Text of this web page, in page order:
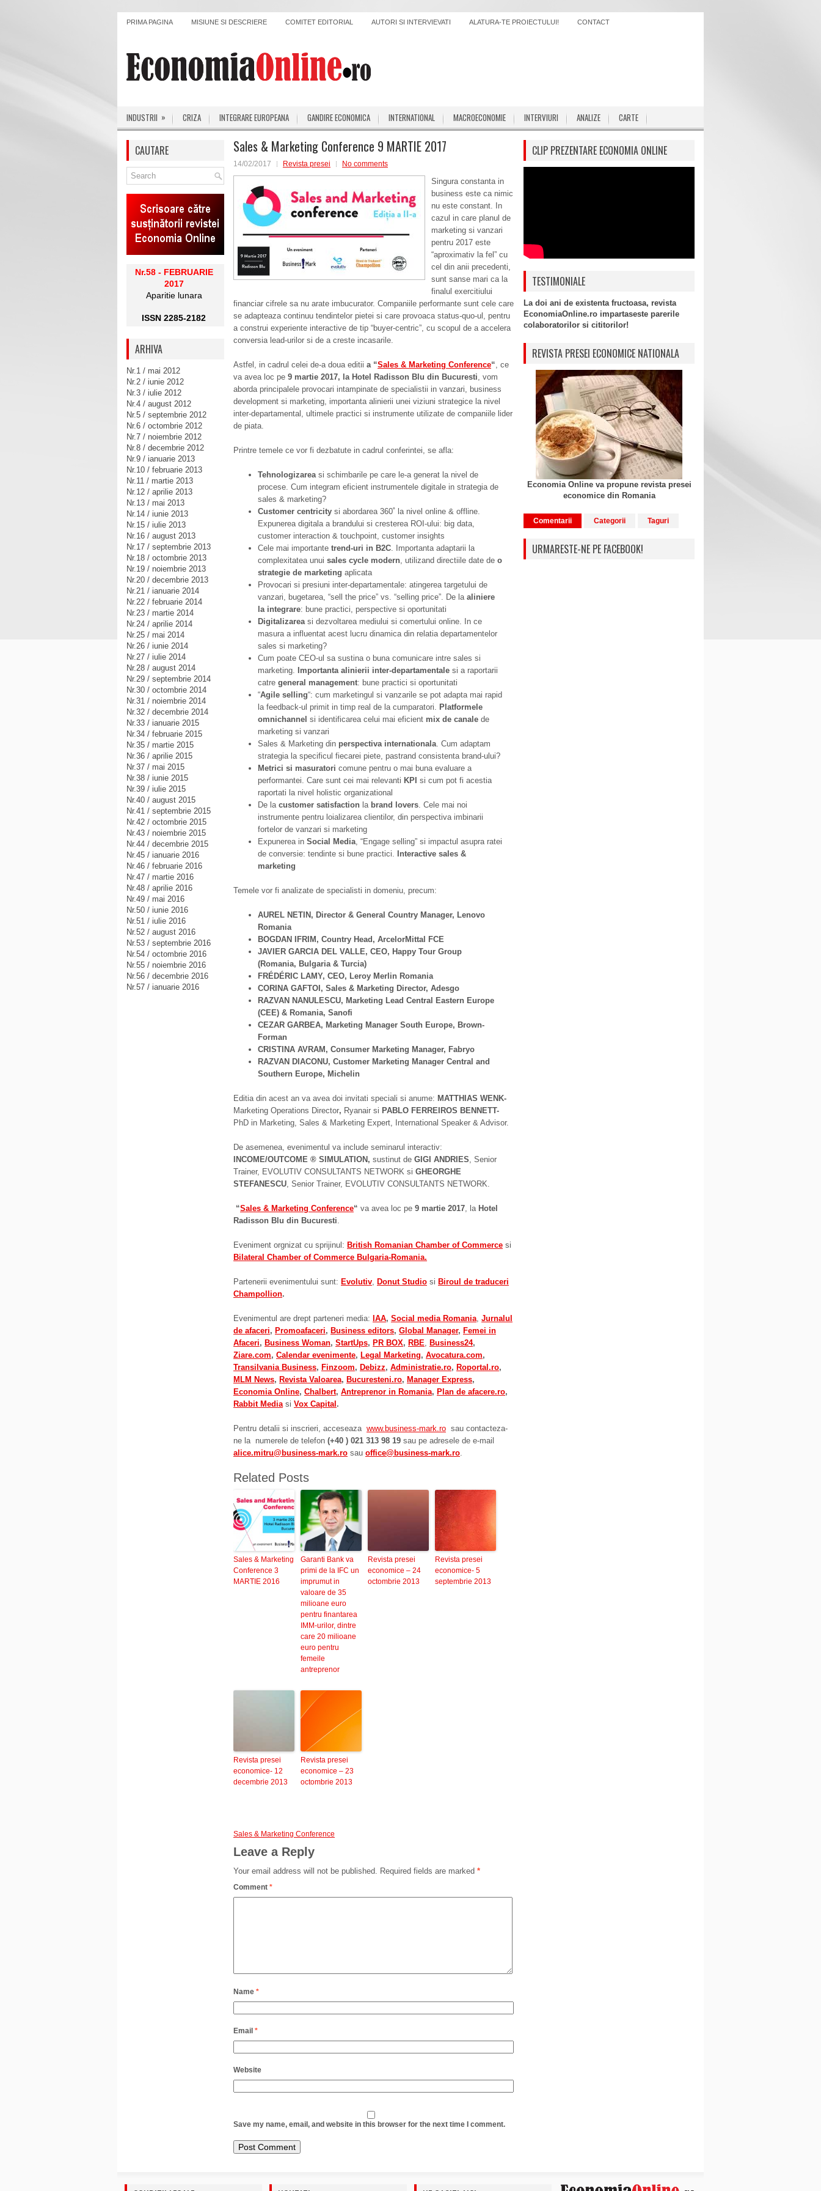
PRIMA PAGINA MISIUNE SI DESCRIERE COMITET EDITORIAL AUTORI SI INTERVIEVATI ALATURA-TE PROIECTULUI! CONTACT
INDUSTRII » CRIZA INTEGRARE EUROPEANA GANDIRE ECONOMICA INTERNATIONAL MACROECONOMIE INTERVIURI ANALIZE CARTE
Sales & Marketing Conference 9 MARTIE 2017
14/02/2017 Revista presei No comments
Singura constanta in
business este ca nimic
nu este constant. In
cazul in care planul de
marketing si vanzari
pentru 2017 este
“aproximativ la fel” cu
cel din anii precedenti,
sunt sanse mari ca la
finalul exercitiului
financiar cifrele sa nu arate imbucurator. Companiile performante sunt cele care
se adapteaza continuu tendintelor pietei si care provoaca status-quo-ul, pentru
a construi experiente interactive de tip “buyer-centric”, cu scopul de a accelera
conversia lead-urilor si de a creste incasarile.
Astfel, in cadrul celei de-a doua editii a “Sales & Marketing Conference“, ce
va avea loc pe 9 martie 2017, la Hotel Radisson Blu din Bucuresti, vom
aborda principalele provocari intampinate de specialistii in vanzari, business
development si marketing, importanta alinierii unei viziuni strategice la nivel
inter-departamental, ultimele practici si instrumente utilizate de companiile lider
de piata.
Printre temele ce vor fi dezbatute in cadrul conferintei, se afla:
Tehnologizareasi schimbarile pe care le-a generat la nivel de
procese. Cum integram eficient instrumentele digitale in strategia de
sales & marketing?
Customer centricity si abordarea 360˚ la nivel online & offline.
Expunerea digitala a brandului si cresterea ROI-ului: big data,
customer interaction & touchpoint, customer insights
Cele mai importante trend-uri in B2C. Importanta adaptarii la
complexitatea unui sales cycle modern, utilizand directiile date de o
strategie de marketing aplicata
Provocari si presiuni inter-departamentale: atingerea targetului de
vanzari, bugetarea, “sell the price” vs. “selling price”. De la aliniere
la integrare: bune practici, perspective si oportunitati
Digitalizareasi dezvoltarea mediului si comertului online. In ce
masura a influentat acest lucru dinamica din relatia departamentelor
sales si marketing?
Cum poate CEO-ul sa sustina o buna comunicare intre sales si
marketing. Importanta alinierii inter-departamentale si a raportarii
catre general management: bune practici si oportunitati
“Agile selling“: cum marketingul si vanzarile se pot adapta mai rapid
la feedback-ul primit in timp real de la cumparatori. Platformele
omnichannel si identificarea celui mai eficient mix de canale de
marketing si vanzari
Sales & Marketing din perspectiva internationala. Cum adaptam
strategia la specificul fiecarei piete, pastrand consistenta brand-ului?
Metrici si masuratori comune pentru o mai buna evaluare a
performantei. Care sunt cei mai relevanti KPI si cum pot fi acestia
raportati la nivel holistic organizational
De la customer satisfaction la brand lovers. Cele mai noi
instrumente pentru loializarea clientilor, din perspectiva imbinarii
fortelor de vanzari si marketing
Expunerea in Social Media, “Engage selling” si impactul asupra ratei
de conversie: tendinte si bune practici.
Interactive sales &
marketing
Temele vor fi analizate de specialisti in domeniu, precum:
AUREL NETIN, Director & General Country Manager, Lenovo
Romania
BOGDAN IFRIM, Country Head, ArcelorMittal FCE
JAVIER GARCIA DEL VALLE, CEO, Happy Tour Group
(Romania, Bulgaria & Turcia)
FRÉDÉRIC LAMY, CEO, Leroy Merlin Romania
CORINA GAFTOI, Sales & Marketing Director, Adesgo
RAZVAN NANULESCU, Marketing Lead Central Eastern Europe
(CEE) & Romania, Sanofi
CEZAR GARBEA, Marketing Manager South Europe, Brown-
Forman
CRISTINA AVRAM, Consumer Marketing Manager, Fabryo
RAZVAN DIACONU, Customer Marketing Manager Central and
Southern Europe, Michelin
Editia din acest an va avea doi invitati speciali si anume: MATTHIAS WENK-
Marketing Operations Director, Ryanair si PABLO FERREIROS BENNETT-
PhD in Marketing, Sales & Marketing Expert, International Speaker & Advisor.
De asemenea, evenimentul va include seminarul interactiv:
INCOME/OUTCOME ® SIMULATION, sustinut de GIGI ANDRIES, Senior
Trainer, EVOLUTIV CONSULTANTS NETWORK si GHEORGHE
STEFANESCU, Senior Trainer, EVOLUTIV CONSULTANTS NETWORK.
“Sales & Marketing Conference“ va avea loc pe 9 martie 2017, la Hotel
Radisson Blu din Bucuresti.
Eveniment orgnizat cu sprijinul: British Romanian Chamber of Commerce si
Bilateral Chamber of Commerce Bulgaria-Romania.
Partenerii evenimentului sunt: Evolutiv, Donut Studio si Biroul de traduceri
Champollion.
Evenimentul are drept parteneri media: IAA, Social media Romania, Jurnalul
de afaceri, Promoafaceri, Business editors, Global Manager, Femei in
Afaceri, Business Woman, StartUps, PR BOX, RBE, Business24,
Ziare.com, Calendar evenimente, Legal Marketing, Avocatura.com,
Transilvania Business, Finzoom, Debizz, Administratie.ro, Roportal.ro,
MLM News, Revista Valoarea, Bucuresteni.ro, Manager Express,
Economia Online, Chalbert, Antreprenor in Romania, Plan de afacere.ro,
Rabbit Mediasi Vox Capital .
Pentru detalii si inscrieri, acceseaza www.business-mark.ro sau contacteza-
ne la numerele de telefon (+40 ) 021 313 98 19 sau pe adresele de e-mail
alice.mitru@business-mark.ro sau office@business-mark.ro.
Related Posts
Sales & Marketing
Conference 3
MARTIE 2016
Garanti Bank va
primi de la IFC un
imprumut in
valoare de 35
milioane euro
pentru finantarea
IMM-urilor, dintre
care 20 milioane
euro pentru
femeile
antreprenor
Revista presei
economice – 24
octombrie 2013
Revista presei
economice- 5
septembrie 2013
Revista presei
economice- 12
decembrie 2013
Revista presei
economice – 23
octombrie 2013
Sales & Marketing Conference
Leave a Reply
Your email address will not be published. Required fields are marked *
Comment *
Name *
Email *
Website
Save my name, email, and website in this browser for the next time I comment.
CAUTARE
Nr.58 - FEBRUARIE
2017
Aparitie lunara
ISSN 2285-2182
ARHIVA
Nr.1 / mai 2012
Nr.2 / iunie 2012
Nr.3 / iulie 2012
Nr.4 / august 2012
Nr.5 / septembrie 2012
Nr.6 / octombrie 2012
Nr.7 / noiembrie 2012
Nr.8 / decembrie 2012
Nr.9 / ianuarie 2013
Nr.10 / februarie 2013
Nr.11 / martie 2013
Nr.12 / aprilie 2013
Nr.13 / mai 2013
Nr.14 / iunie 2013
Nr.15 / iulie 2013
Nr.16 / august 2013
Nr.17 / septembrie 2013
Nr.18 / octombrie 2013
Nr.19 / noiembrie 2013
Nr.20 / decembrie 2013
Nr.21 / ianuarie 2014
Nr.22 / februarie 2014
Nr.23 / martie 2014
Nr.24 / aprilie 2014
Nr.25 / mai 2014
Nr.26 / iunie 2014
Nr.27 / iulie 2014
Nr.28 / august 2014
Nr.29 / septembrie 2014
Nr.30 / octombrie 2014
Nr.31 / noiembrie 2014
Nr.32 / decembrie 2014
Nr.33 / ianuarie 2015
Nr.34 / februarie 2015
Nr.35 / martie 2015
Nr.36 / aprilie 2015
Nr.37 / mai 2015
Nr.38 / iunie 2015
Nr.39 / iulie 2015
Nr.40 / august 2015
Nr.41 / septembrie 2015
Nr.42 / octombrie 2015
Nr.43 / noiembrie 2015
Nr.44 / decembrie 2015
Nr.45 / ianuarie 2016
Nr.46 / februarie 2016
Nr.47 / martie 2016
Nr.48 / aprilie 2016
Nr.49 / mai 2016
Nr.50 / iunie 2016
Nr.51 / iulie 2016
Nr.52 / august 2016
Nr.53 / septembrie 2016
Nr.54 / octombrie 2016
Nr.55 / noiembrie 2016
Nr.56 / decembrie 2016
Nr.57 / ianuarie 2016
CLIP PREZENTARE ECONOMIA ONLINE
TESTIMONIALE
La doi ani de existenta fructoasa, revista
EconomiaOnline.ro impartaseste parerile
colaboratorilor si cititorilor!
REVISTA PRESEI ECONOMICE NATIONALA
Economia Online va propune revista presei
economice din Romania
Comentarii Categorii Taguri
URMARESTE-NE PE FACEBOOK!